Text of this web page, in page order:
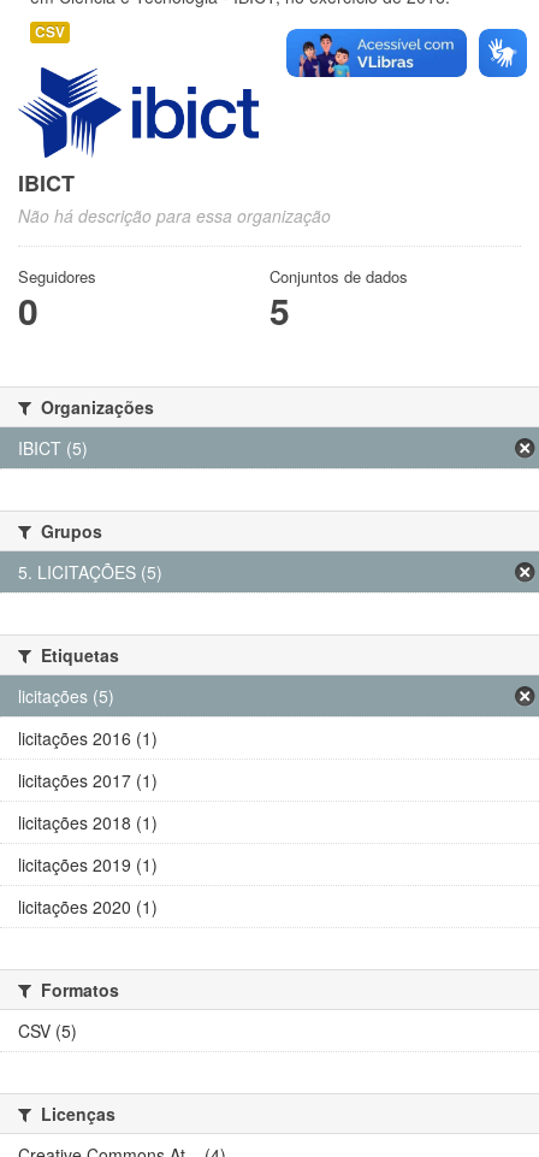
CSV
IBICT
Não há descrição para essa organização
Seguidores
0
Conjuntos de dados
5
Organizações
IBICT (5)
Grupos
5. LICITAÇÕES (5)
Etiquetas
licitações (5)
licitações 2016 (1)
licitações 2017 (1)
licitações 2018 (1)
licitações 2019 (1)
licitações 2020 (1)
Formatos
CSV (5)
Licenças